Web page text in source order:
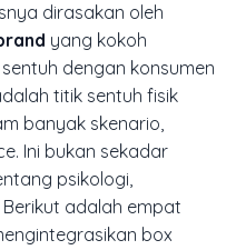
dirasakan oleh
yang kokoh
dengan konsumen
titik sentuh fisik
banyak skenario,
. Ini bukan sekadar
psikologi,
adalah empat
box